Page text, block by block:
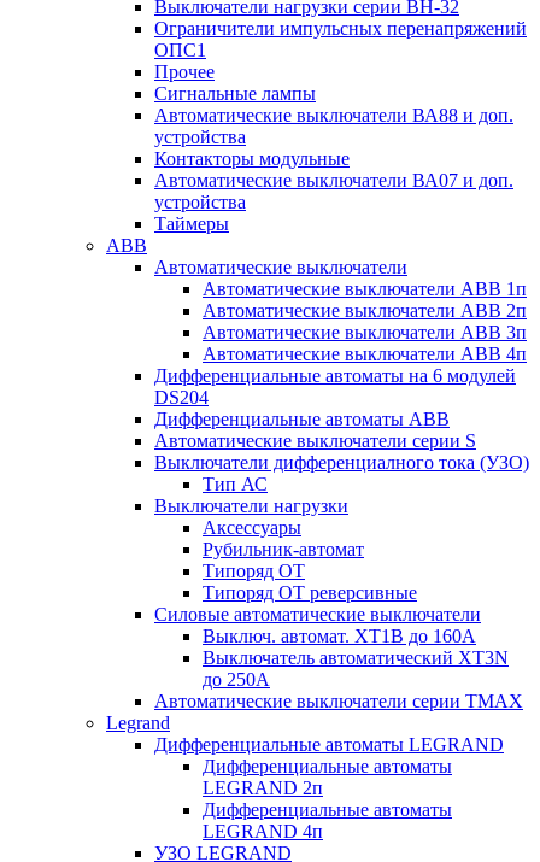
Выключатели нагрузки серии ВН-32
Ограничители импульсных перенапряжений
ОПС1
Прочее
Сигнальные лампы
Автоматические выключатели ВА88 и доп.
устройства
Контакторы модульные
Автоматические выключатели ВА07 и доп.
устройства
Таймеры
ABB
Автоматические выключатели
Автоматические выключатели АВВ 1п
Автоматические выключатели АВВ 2п
Автоматические выключатели АВВ 3п
Автоматические выключатели АВВ 4п
Дифференциальные автоматы на 6 модулей
DS204
Дифференциальные автоматы АВВ
Автоматические выключатели серии S
Выключатели дифференциалного тока (УЗО)
Тип АС
Выключатели нагрузки
Аксессуары
Рубильник-автомат
Типоряд ОТ
Типоряд ОТ реверсивные
Силовые автоматические выключатели
Выключ. автомат. XT1В до 160А
Выключатель автоматический XT3N
до 250А
Автоматические выключатели серии ТМАХ
Legrand
Дифференциальные автоматы LEGRAND
Дифференциальные автоматы
LEGRAND 2п
Дифференциальные автоматы
LEGRAND 4п
УЗО LEGRAND